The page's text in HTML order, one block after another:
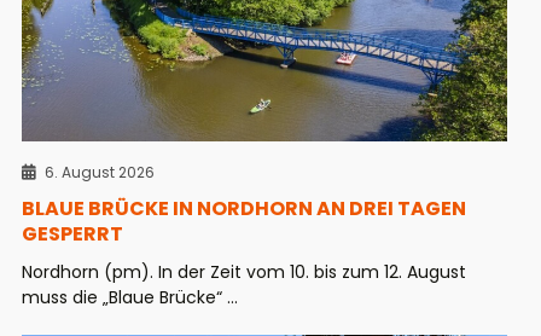
6. August 2026
BLAUE BRÜCKE IN NORDHORN AN DREI TAGEN
GESPERRT
Nordhorn (pm). In der Zeit vom 10. bis zum 12. August
muss die „Blaue Brücke“ ...